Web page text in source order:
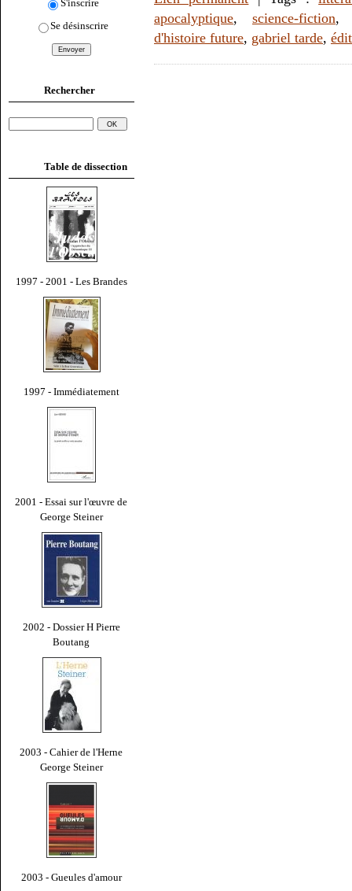
S'inscrire
Se désinscrire
Rechercher
Table de dissection
1997 - 2001 - Les Brandes
1997 - Immédiatement
2001 - Essai sur l'œuvre de
George Steiner
2002 - Dossier H Pierre
Boutang
2003 - Cahier de l'Herne
George Steiner
2003 - Gueules d'amour
apocalyptique, science-fiction
d'histoire future, gabriel tarde,